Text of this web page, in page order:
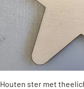
Houten ster met